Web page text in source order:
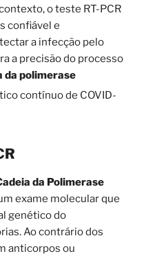
o teste RT-PCR
confiável e
a infecção pelo
a precisão do processo
da polimerase
contínuo de COVID-
da Polimerase
exame molecular que
genético do
Ao contrário dos
anticorpos ou